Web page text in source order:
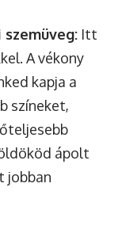
Itt
A vékony
kapja a
színeket,
ápolt
jobban